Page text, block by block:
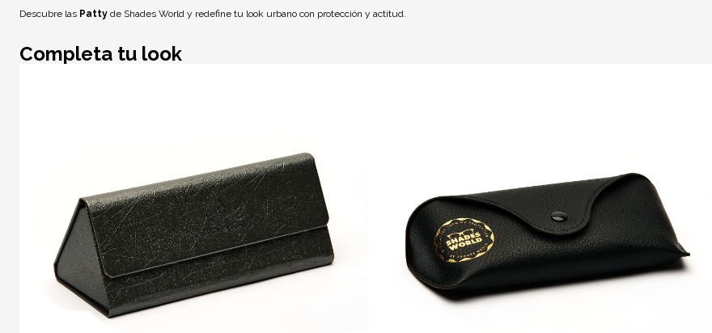
Descubre las Patty de Shades World y redefine tu look urbano con protección y actitud.
Completa tu look